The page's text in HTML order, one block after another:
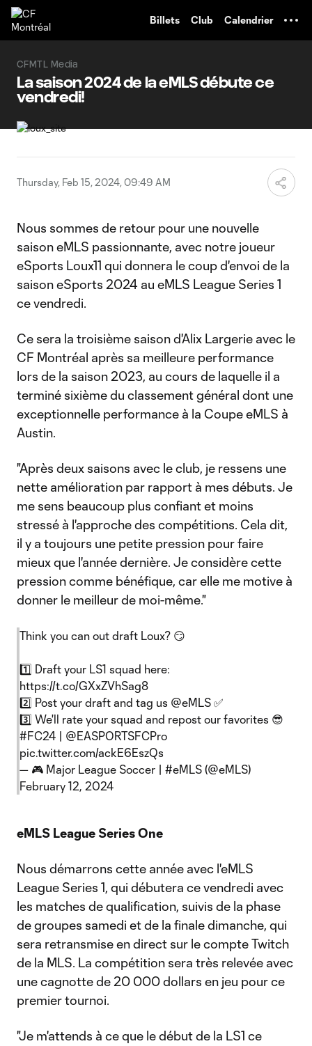
Billets Club Calendrier
CFMTL Media
La saison 2024 de la eMLS débute ce
vendredi!
Thursday, Feb 15, 2024, 09:49 AM
Nous sommes de retour pour une nouvelle
saison eMLS passionnante, avec notre joueur
eSports Loux11 qui donnera le coup d'envoi de la
saison eSports 2024 au eMLS League Series 1
ce vendredi.
Ce sera la troisième saison d'Alix Largerie avec le
CF Montréal après sa meilleure performance
lors de la saison 2023, au cours de laquelle il a
terminé sixième du classement général dont une
exceptionnelle performance à la Coupe eMLS à
Austin.
"Après deux saisons avec le club, je ressens une
nette amélioration par rapport à mes débuts. Je
me sens beaucoup plus confiant et moins
stressé à l'approche des compétitions. Cela dit,
il y a toujours une petite pression pour faire
mieux que l'année dernière. Je considère cette
pression comme bénéfique, car elle me motive à
donner le meilleur de moi-même."
Think you can out draft Loux? 😏
1️⃣ Draft your LS1 squad here:
https://t.co/GXxZVhSag8
2️⃣ Post your draft and tag us @eMLS ✅
3️⃣ We'll rate your squad and repost our favorites 😎
#FC24 | @EASPORTSFCPro
pic.twitter.com/ackE6EszQs
— 🎮 Major League Soccer | #eMLS (@eMLS)
February 12, 2024
eMLS League Series One
Nous démarrons cette année avec l'eMLS
League Series 1, qui débutera ce vendredi avec
les matches de qualification, suivis de la phase
de groupes samedi et de la finale dimanche, qui
sera retransmise en direct sur le compte Twitch
de la MLS. La compétition sera très relevée avec
une cagnotte de 20 000 dollars en jeu pour ce
premier tournoi.
"Je m'attends à ce que le début de la LS1 ce